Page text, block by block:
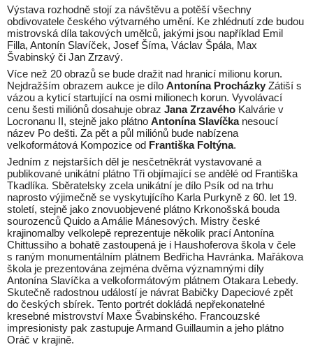
Výstava rozhodně stojí za návštěvu a potěší všechny
obdivovatele českého výtvarného umění. Ke zhlédnutí zde budou
mistrovská díla takových umělců, jakými jsou například Emil
Filla, Antonín Slavíček, Josef Šíma, Václav Špála, Max
Švabinský či Jan Zrzavý.
Více než 20 obrazů se bude dražit nad hranicí milionu korun.
Nejdražším obrazem aukce je dílo Antonína Procházky Zátiší s
vázou a kyticí startující na osmi milionech korun. Vyvolávací
cenu šesti miliónů dosahuje obraz Jana Zrzavého Kalvárie v
Locronanu II, stejně jako plátno Antonína Slavíčkanesoucí
název Po dešti. Za pět a půl miliónů bude nabízena
velkoformátová Kompozice od Františka Foltýna.
Jedním z nejstarších děl je nesčetněkrát vystavované a
publikované unikátní plátno Tři objímající se andělé od Františka
Tkadlíka. Sběratelsky zcela unikátní je dílo Psík od na trhu
naprosto výjimečně se vyskytujícího Karla Purkyně z 60. let 19.
století, stejně jako znovuobjevené plátno Krkonošská bouda
sourozenců Quido a Amálie Mánesových. Mistry české
krajinomalby velkolepě reprezentuje několik prací Antonína
Chittussiho a bohatě zastoupená je i Haushoferova škola v čele
s raným monumentálním plátnem Bedřicha Havránka. Mařákova
škola je prezentována zejména dvěma významnými díly
Antonína Slavíčka a velkoformátovým plátnem Otakara Lebedy.
Skutečně radostnou událostí je návrat Babičky Dapeciové zpět
do českých sbírek. Tento portrét dokládá nepřekonatelné
kresebné mistrovství Maxe Švabinského. Francouzské
impresionisty pak zastupuje Armand Guillaumin a jeho plátno
Oráč v krajině.